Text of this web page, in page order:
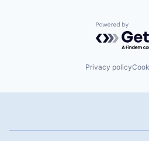
Powered by
Privacy policy